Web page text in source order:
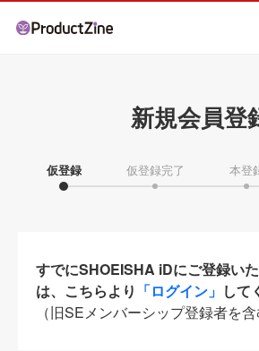
新規会員登
仮登録 仮登録完了 本登
すでにSHOEISHA iDにご登録い
は、こちらより 「ログイン」 して
（旧SEメンバーシップ登録者を含